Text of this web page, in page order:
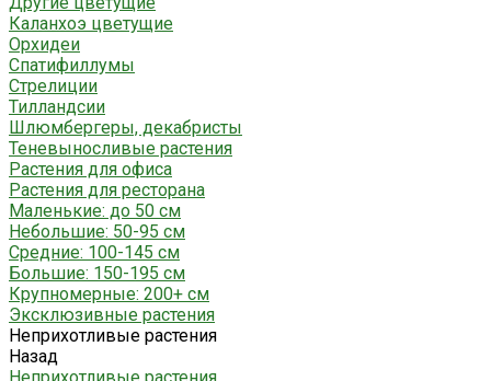
Каланхоэ цветущие
Орхидеи
Спатифиллумы
Стрелиции
Тилландсии
Шлюмбергеры, декабристы
Теневыносливые растения
Растения для офиса
Растения для ресторана
Маленькие: до 50 см
Небольшие: 50-95 см
Средние: 100-145 см
Большие: 150-195 см
Крупномерные: 200+ см
Эксклюзивные растения
Неприхотливые растения
Назад